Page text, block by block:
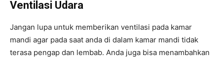
Ventilasi Udara
Jangan lupa untuk memberikan ventilasi pada kamar
mandi agar pada saat anda di dalam kamar mandi tidak
terasa pengap dan lembab. Anda juga bisa menambahkan